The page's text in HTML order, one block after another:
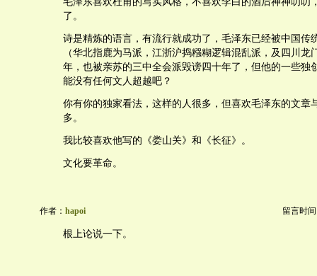
了。
诗是精炼的语言，有流行就成功了，毛泽东已经被中国传
（华北指鹿为马派，江浙沪捣糨糊逻辑混乱派，及四川龙
年，也被亲苏的三中全会派毁谤四十年了，但他的一些独
能没有任何文人超越吧？
你有你的独家看法，这样的人很多，但喜欢毛泽东的文章
多。
我比较喜欢他写的《娄山关》和《长征》。
文化要革命。
作者： hapoi 留言时间
根上论说一下。